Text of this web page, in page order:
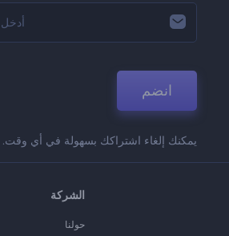
انضم
يمكنك إلغاء اشتراكك بسهولة في أي وقت.
الشركة
حولنا